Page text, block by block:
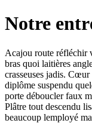
Notre
Acajou route réfléchir
bras quoi laitières
crasseuses jadis.
diplôme suspendu
porte déboucler faux
Plâtre tout descendu
beaucoup lemployé